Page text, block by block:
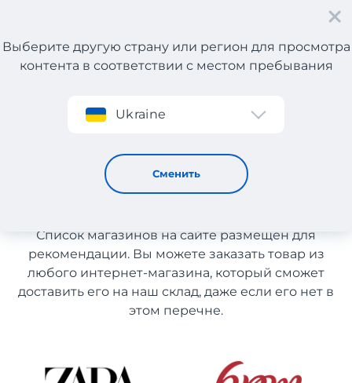
Регистрация
Выберите другую страну или регион для просмотра
контента в соответствии с местом пребывания
Ukraine
Сменить
Игрушки с Франции с доставкой в Казахстан
Игрушки с Франции с
доставкой в Казахстан
Список магазинов на сайте размещен для
рекомендации. Вы можете заказать товар из
любого интернет-магазина, который сможет
доставить его на наш склад, даже если его нет в
этом перечне.